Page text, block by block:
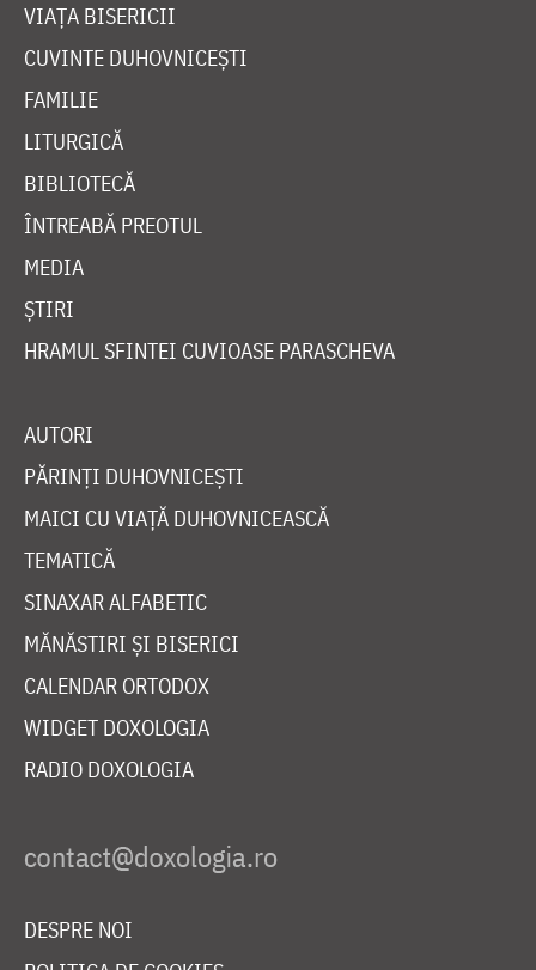
VIAȚA BISERICII
CUVINTE DUHOVNICEȘTI
FAMILIE
LITURGICĂ
BIBLIOTECĂ
ÎNTREABĂ PREOTUL
MEDIA
ȘTIRI
HRAMUL SFINTEI CUVIOASE PARASCHEVA
AUTORI
PĂRINȚI DUHOVNICEȘTI
MAICI CU VIAȚĂ DUHOVNICEASCĂ
TEMATICĂ
SINAXAR ALFABETIC
MĂNĂSTIRI ȘI BISERICI
CALENDAR ORTODOX
WIDGET DOXOLOGIA
RADIO DOXOLOGIA
DESPRE NOI